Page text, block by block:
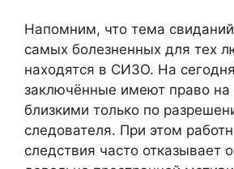
Напомним, что тема
самых болезненных для тех
находятся в СИЗО. На
заключённые имеют право на
близкими только по
следователя. При этом
следствия часто отказывает